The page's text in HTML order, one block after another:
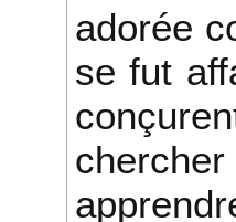
adorée
se fut